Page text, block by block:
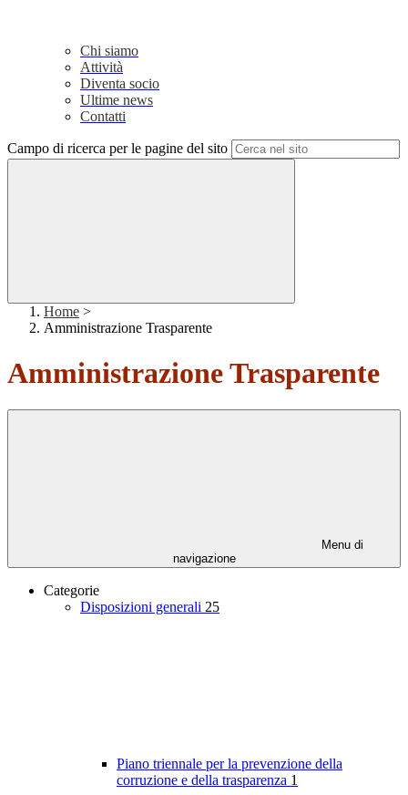
Chi siamo
Attività
Diventa socio
Ultime news
Contatti
Campo di ricerca per le pagine del sito
Home >
Amministrazione Trasparente
Amministrazione Trasparente
Menu di
navigazione
Categorie
Disposizioni generali 25
Piano triennale per la prevenzione della
corruzione e della trasparenza 1